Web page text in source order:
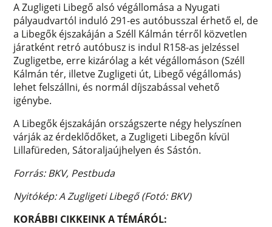
A Zugligeti Libegő alsó végállomása a Nyugati
pályaudvartól induló 291-es autóbusszal érhető el, de
a Libegők éjszakáján a Széll Kálmán térről közvetlen
járatként retró autóbusz is indul R158-as jelzéssel
Zugligetbe, erre kizárólag a két végállomáson (Széll
Kálmán tér, illetve Zugligeti út, Libegő végállomás)
lehet felszállni, és normál díjszabással vehető
igénybe.
A Libegők éjszakáján országszerte négy helyszínen
várják az érdeklődőket, a Zugligeti Libegőn kívül
Lillafüreden, Sátoraljaújhelyen és Sástón.
Forrás: BKV, Pestbuda
Nyitókép: A Zugligeti Libegő (Fotó: BKV)
KORÁBBI CIKKEINK A TÉMÁRÓL: